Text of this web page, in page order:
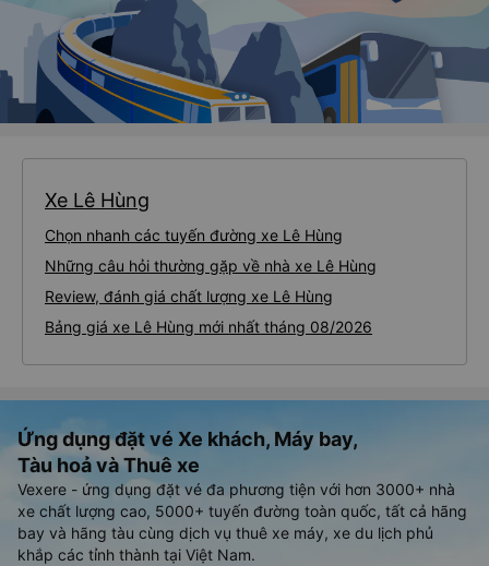
Xe Lê Hùng
Chọn nhanh các tuyến đường xe Lê Hùng
Những câu hỏi thường gặp về nhà xe Lê Hùng
Review, đánh giá chất lượng xe Lê Hùng
Bảng giá xe Lê Hùng mới nhất tháng 08/2026
Ứng dụng đặt vé Xe khách, Máy bay,
Tàu hoả và Thuê xe
Vexere - ứng dụng đặt vé đa phương tiện với hơn 3000+ nhà
xe chất lượng cao, 5000+ tuyến đường toàn quốc, tất cả hãng
bay và hãng tàu cùng dịch vụ thuê xe máy, xe du lịch phủ
khắp các tỉnh thành tại Việt Nam.